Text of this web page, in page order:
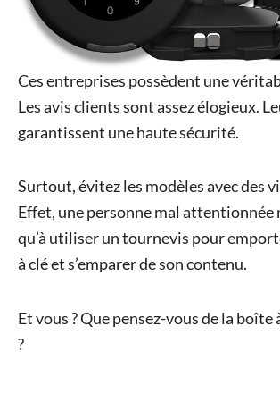
Ces entreprises possèdent une
Les avis clients sont assez élogieux.
garantissent une haute sécurité.
Surtout, évitez les modèles avec des
Effet, une personne mal attentionnée
qu’à utiliser un tournevis pour
à clé et s’emparer de son contenu.
Et vous ? Que pensez-vous de la boîte
?